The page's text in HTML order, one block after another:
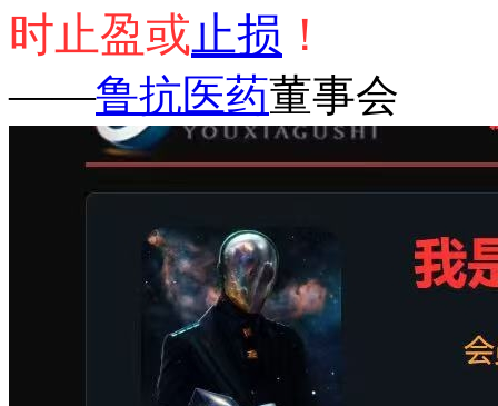
时止盈或 止损 ！
——鲁抗医药董事会